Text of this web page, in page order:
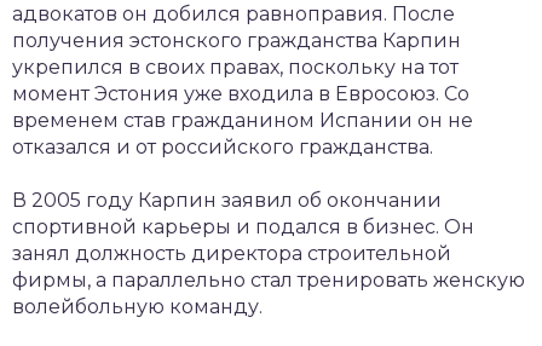
адвокатов он добился равноправия. После
получения эстонского гражданства Карпин
укрепился в своих правах, поскольку на тот
момент Эстония уже входила в Евросоюз. Со
временем став гражданином Испании он не
отказался и от российского гражданства.
В 2005 году Карпин заявил об окончании
спортивной карьеры и подался в бизнес. Он
занял должность директора строительной
фирмы, а параллельно стал тренировать женскую
волейбольную команду.